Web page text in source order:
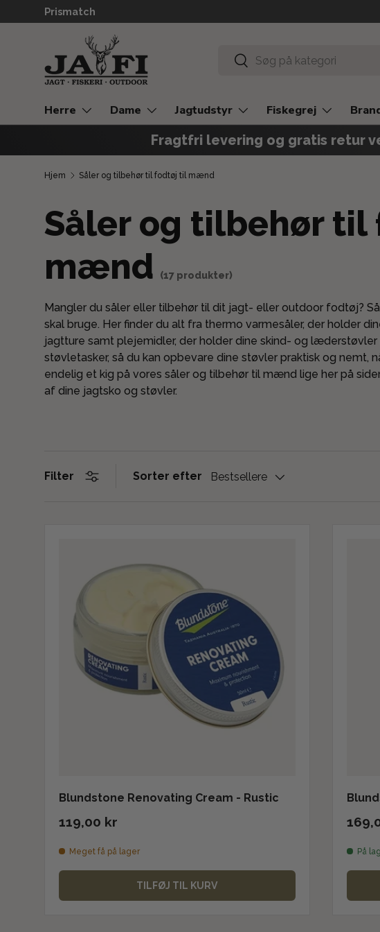
GÅ TIL INDHOLD
Prismatch
Søg
Herre Dame Jagtudstyr Fiskegrej
Fragtfri levering og gratis retur
Hjem Såler og tilbehør til fodtøj til mænd
Såler og tilbehør
mænd
(17 produkter)
Mangler du såler eller tilbehør til dit jagt- eller outdoor fodtøj?
skal bruge. Her finder du alt fra thermo varmesåler, der holder
jagtture samt plejemidler, der holder dine skind- og
støvletasker, så du kan opbevare dine støvler praktisk og nemt,
endelig et kig på vores såler og tilbehør til mænd lige her på
af dine jagtsko og støvler.
Filter Sorter efter Bestsellere
Blundstone Renovating Cream - Rustic
119,00 kr
Meget få på lager
TILFØJ TIL KURV
På